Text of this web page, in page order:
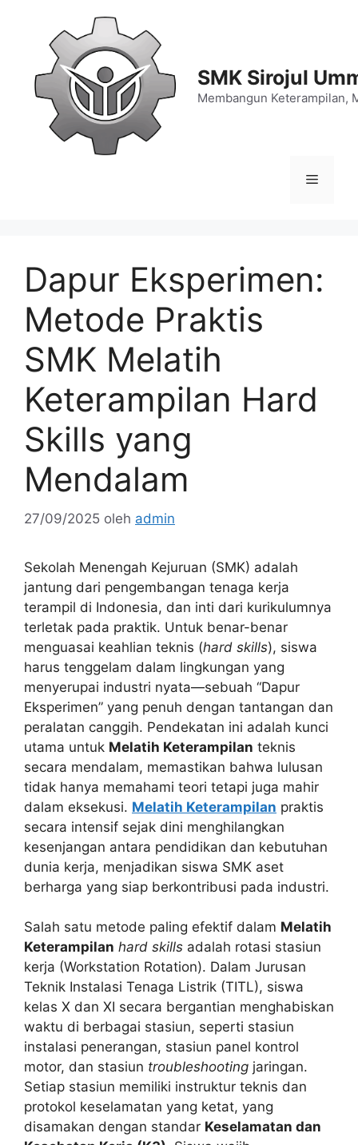
SMK Sirojul
Membangun Keterampilan,
Menu
Dapur Eksperimen:
Metode Praktis
SMK Melatih
Keterampilan Hard
Skills yang
Mendalam
27/09/2025 oleh admin
Sekolah Menengah Kejuruan (SMK) adalah
jantung dari pengembangan tenaga kerja
terampil di Indonesia, dan inti dari kurikulumnya
terletak pada praktik. Untuk benar-benar
menguasai keahlian teknis (hard skills), siswa
harus tenggelam dalam lingkungan yang
menyerupai industri nyata—sebuah “Dapur
Eksperimen” yang penuh dengan tantangan dan
peralatan canggih. Pendekatan ini adalah kunci
utama untuk Melatih Keterampilan teknis
secara mendalam, memastikan bahwa lulusan
tidak hanya memahami teori tetapi juga mahir
dalam eksekusi. Melatih Keterampilan praktis
secara intensif sejak dini menghilangkan
kesenjangan antara pendidikan dan kebutuhan
dunia kerja, menjadikan siswa SMK aset
berharga yang siap berkontribusi pada industri.
Salah satu metode paling efektif dalam Melatih
Keterampilan hard skills adalah rotasi stasiun
kerja (Workstation Rotation). Dalam Jurusan
Teknik Instalasi Tenaga Listrik (TITL), siswa
kelas X dan XI secara bergantian menghabiskan
waktu di berbagai stasiun, seperti stasiun
instalasi penerangan, stasiun panel kontrol
motor, dan stasiun troubleshooting jaringan.
Setiap stasiun memiliki instruktur teknis dan
protokol keselamatan yang ketat, yang
disamakan dengan standar Keselamatan dan